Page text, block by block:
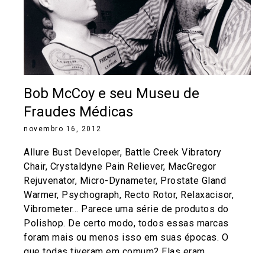
Bob McCoy e seu Museu de
Fraudes Médicas
novembro 16, 2012
Allure Bust Developer, Battle Creek Vibratory
Chair, Crystaldyne Pain Reliever, MacGregor
Rejuvenator, Micro-Dynameter, Prostate Gland
Warmer, Psychograph, Recto Rotor, Relaxacisor,
Vibrometer… Parece uma série de produtos do
Polishop. De certo modo, todos essas marcas
foram mais ou menos isso em suas épocas. O